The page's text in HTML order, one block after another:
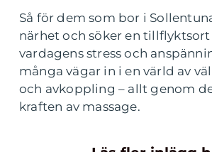
Så för dem som bor i
närhet och söker en tillflyktsort
vardagens stress och
många vägar in i en värld av
och avkoppling – allt genom
kraften av massage.